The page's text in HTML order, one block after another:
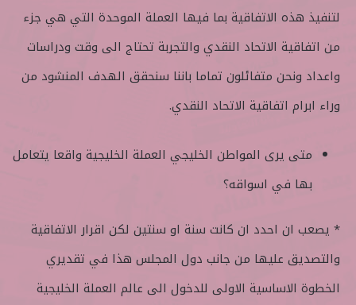
لتنفيذ هذه الاتفاقية بما فيها العملة الموحدة التي هي جزء
من اتفاقية الاتحاد النقدي والتجربة تحتاج الى وقت ودراسات
واعداد ونحن متفائلون تماما باننا سنحقق الهدف المنشود من
وراء ابرام اتفاقية الاتحاد النقدي.
متى يرى المواطن الخليجي العملة الخليجية واقعا يتعامل
بها في اسواقه؟
* يصعب ان احدد ان كانت سنة او سنتين لكن اقرار الاتفاقية
والتصديق عليها من جانب دول المجلس هذا في تقديري
الخطوة الاساسية الاولى للدخول الى عالم العملة الخليجية